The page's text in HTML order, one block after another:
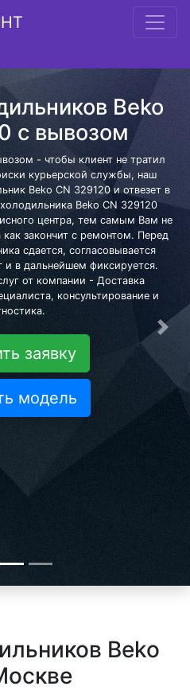
Beko
с вывозом
- чтобы клиент не тратил
курьерской службы, наш
Beko CN 329120 и отвезет в
Beko CN 329120
центра, тем самым Вам не
закончит с ремонтом. Перед
сдается, согласовывается
и в дальнейшем фиксируется.
от компании - Доставка
консультирование и
заявку
модель
Beko